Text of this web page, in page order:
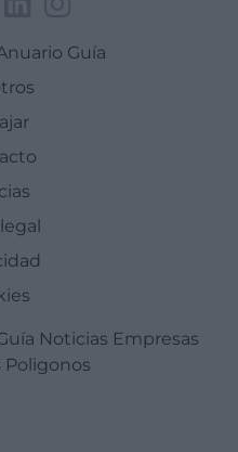
Guía
Noticias Empresas
Poligonos